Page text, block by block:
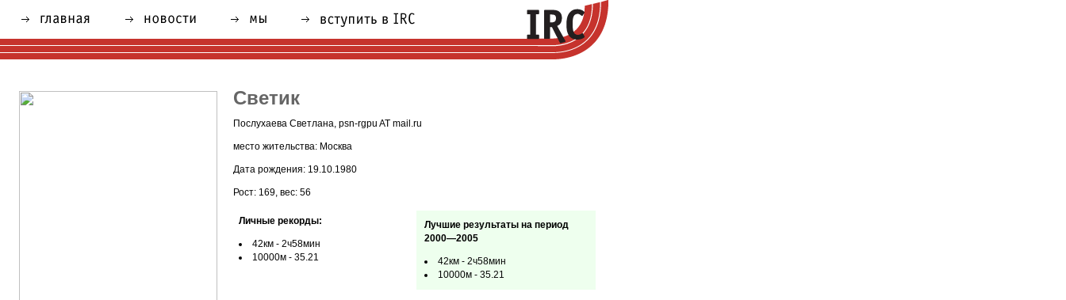
Светик
Послухаева Светлана, psn-rgpu AT mail.ru
место жительства: Москва
Дата рождения: 19.10.1980
Рост: 169, вес: 56
Личные рекорды:
42км - 2ч58мин
10000м - 35.21
Лучшие результаты на период
2000—2005
42км - 2ч58мин
10000м - 35.21